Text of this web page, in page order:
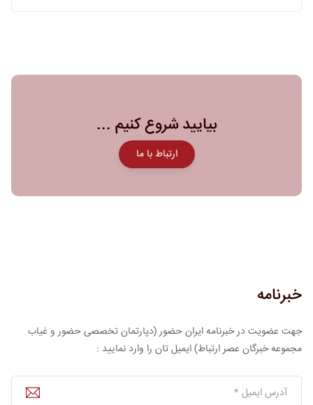
بیایید شروع کنیم ...
ارتباط با ما
خبرنامه
جهت عضویت در خبرنامه ایران حضور (دپارتمان تخصصی حضور و غیاب
مجموعه خبرگان عصر ارتباط) ایمیل تان را وارد نمایید :